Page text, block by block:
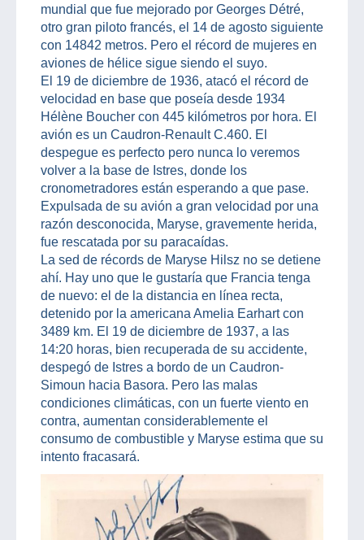
mundial que fue mejorado por Georges Détré,
otro gran piloto francés, el 14 de agosto siguiente
con 14842 metros. Pero el récord de mujeres en
aviones de hélice sigue siendo el suyo.
El 19 de diciembre de 1936, atacó el récord de
velocidad en base que poseía desde 1934
Hélène Boucher con 445 kilómetros por hora. El
avión es un Caudron-Renault C.460. El
despegue es perfecto pero nunca lo veremos
volver a la base de Istres, donde los
cronometradores están esperando a que pase.
Expulsada de su avión a gran velocidad por una
razón desconocida, Maryse, gravemente herida,
fue rescatada por su paracaídas.
La sed de récords de Maryse Hilsz no se detiene
ahí. Hay uno que le gustaría que Francia tenga
de nuevo: el de la distancia en línea recta,
detenido por la americana Amelia Earhart con
3489 km. El 19 de diciembre de 1937, a las
14:20 horas, bien recuperada de su accidente,
despegó de Istres a bordo de un Caudron-
Simoun hacia Basora. Pero las malas
condiciones climáticas, con un fuerte viento en
contra, aumentan considerablemente el
consumo de combustible y Maryse estima que su
intento fracasará.